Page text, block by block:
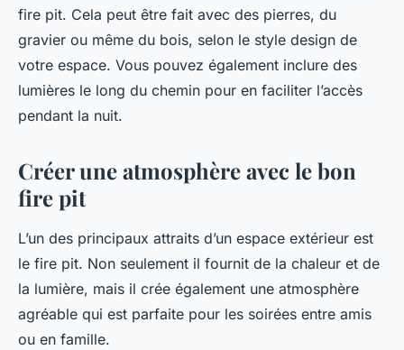
fire pit. Cela peut être fait avec des pierres, du
gravier ou même du bois, selon le style design de
votre espace. Vous pouvez également inclure des
lumières le long du chemin pour en faciliter l’accès
pendant la nuit.
Créer une atmosphère avec le bon
fire pit
L’un des principaux attraits d’un espace extérieur est
le fire pit. Non seulement il fournit de la chaleur et de
la lumière, mais il crée également une atmosphère
agréable qui est parfaite pour les soirées entre amis
ou en famille.